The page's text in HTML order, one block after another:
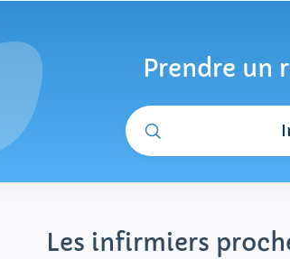
Prendre un
Les infirmiers